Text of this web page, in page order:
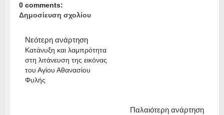
0 comments:
Δημοσίευση σχολίου
Νεότερη ανάρτηση
Κατάνυξη και λαμπρότητα
στη λιτάνευση της εικόνας
του Αγίου Αθανασίου
Φυλής
Παλαιότερη ανάρτηση